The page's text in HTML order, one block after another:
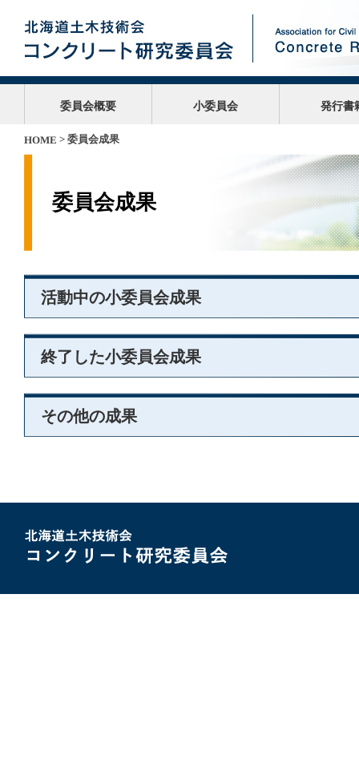
委員会概要 小委員会 発行書
HOME > 委員会成果
委員会成果
活動中の小委員会成果
終了した小委員会成果
その他の成果